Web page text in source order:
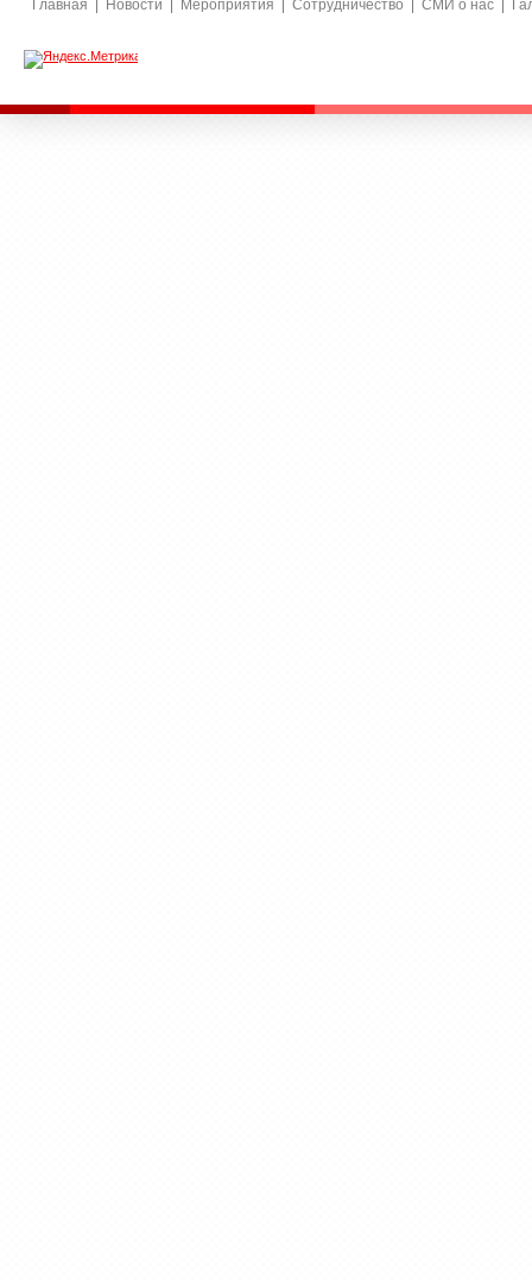
Главная Новости Мероприятия Сотрудничество СМИ о нас